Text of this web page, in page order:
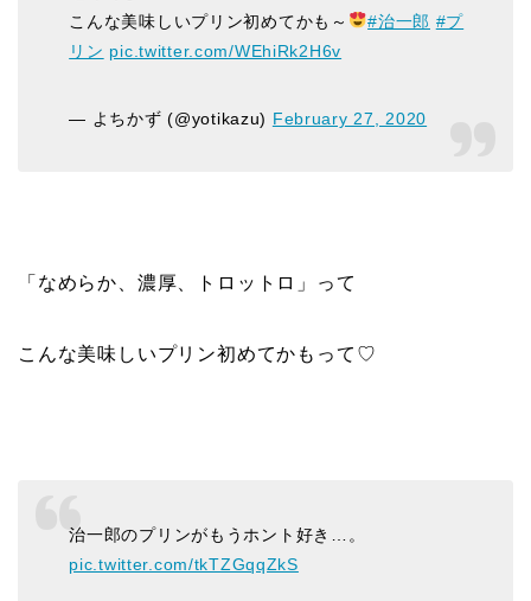
こんな美味しいプリン初めてかも～
#治一郎 #プ
リン pic.twitter.com/WEhiRk2H6v
— よちかず (@yotikazu) February 27, 2020
「なめらか、濃厚、トロットロ」って
こんな美味しいプリン初めてかもって♡
治一郎のプリンがもうホント好き…。
pic.twitter.com/tkTZGqqZkS